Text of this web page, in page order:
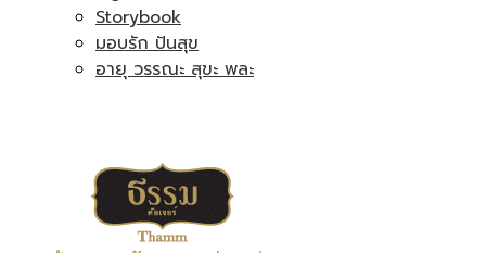
Storybook
มอบรัก ปันสุข
อายุ วรรณะ สุขะ พละ